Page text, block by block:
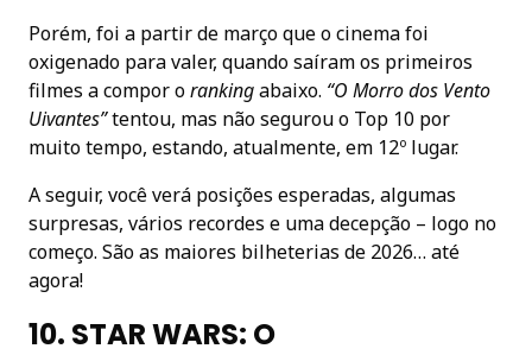
Porém, foi a partir de março que o cinema foi
oxigenado para valer, quando saíram os primeiros
filmes a compor orankingabaixo. “O Morro dos Vento
Uivantes”tentou, mas não segurou o Top 10 por
muito tempo, estando, atualmente, em 12º lugar.
A seguir, você verá posições esperadas, algumas
surpresas, vários recordes e uma decepção – logo no
começo. São as maiores bilheterias de 2026… até
agora!
10. STAR WARS: O